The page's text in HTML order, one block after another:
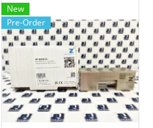
New
Pre-Order